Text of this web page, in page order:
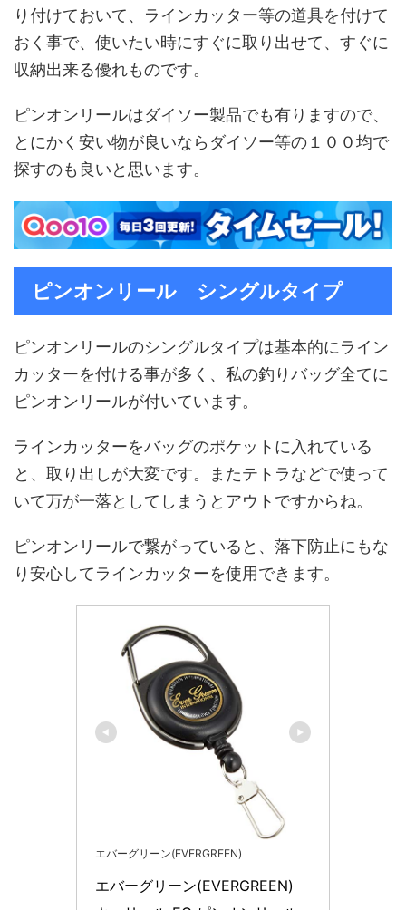
り付けておいて、ラインカッター等の道具を付けて
おく事で、使いたい時にすぐに取り出せて、すぐに
収納出来る優れものです。
ピンオンリールはダイソー製品でも有りますので、
とにかく安い物が良いならダイソー等の１００均で
探すのも良いと思います。
ピンオンリール シングルタイプ
ピンオンリールのシングルタイプは基本的にライン
カッターを付ける事が多く、私の釣りバッグ全てに
ピンオンリールが付いています。
ラインカッターをバッグのポケットに入れている
と、取り出しが大変です。またテトラなどで使って
いて万が一落としてしまうとアウトですからね。
ピンオンリールで繋がっていると、落下防止にもな
り安心してラインカッターを使用できます。
エバーグリーン(EVERGREEN)
エバーグリーン(EVERGREEN)